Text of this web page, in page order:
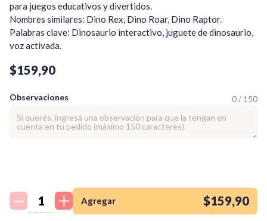
tienda así para mi
emprendimiento!
para juegos educativos y divertidos.
Nombres similares: Dino Rex, Dino Roar, Dino Raptor.
Palabras clave: Dinosaurio interactivo, juguete de dinosaurio,
voz activada.
$159,90
Observaciones 0 / 150
Agregar $159,90